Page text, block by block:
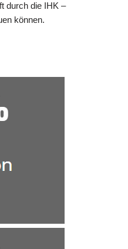
durch die IHK –
können.